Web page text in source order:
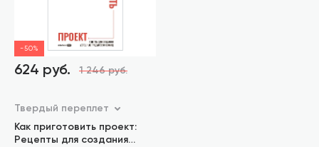
-50%
624 руб. 1 246 руб.
Твердый переплет
Как приготовить проект:
Рецепты для создания